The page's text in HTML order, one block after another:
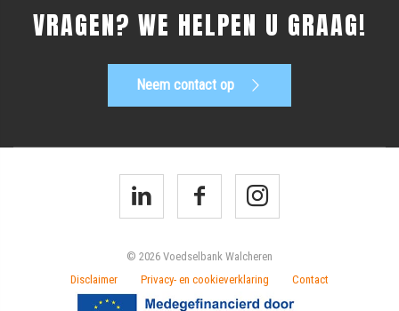
VRAGEN? WE HELPEN U GRAAG!
Neem contact op
© 2026 Voedselbank Walcheren
Disclaimer
Privacy- en cookieverklaring Contact